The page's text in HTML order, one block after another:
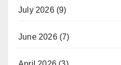
July 2026(9)
June 2026(7)